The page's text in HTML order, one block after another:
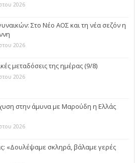
2026
Στο Νέο ΑΟΣ και τη νέα σεζόν η
2026
μεταδόσεις της ημέρας (9/8)
2026
στην άμυνα με Μαρούδη η Ελλάς
2026
«Δουλέψαμε σκληρά, βάλαμε γερές